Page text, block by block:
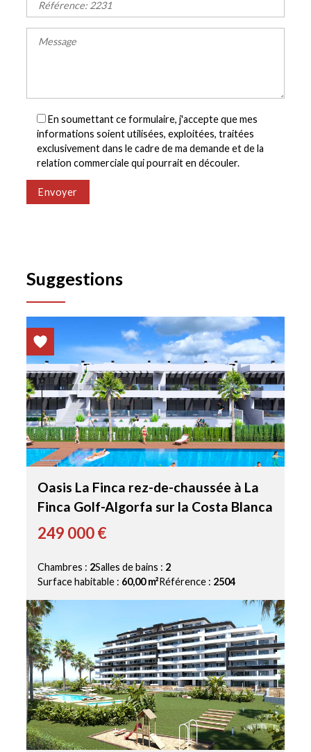
En soumettant ce formulaire, j'accepte que mes
informations soient utilisées, exploitées, traitées
exclusivement dans le cadre de ma demande et de la
relation commerciale qui pourrait en découler.
Envoyer
Suggestions
Oasis La Finca rez-de-chaussée à La
Finca Golf-Algorfa sur la Costa Blanca
249 000 €
Chambres : 2Salles de bains : 2
Surface habitable : 60,00 m²Référence : 2504